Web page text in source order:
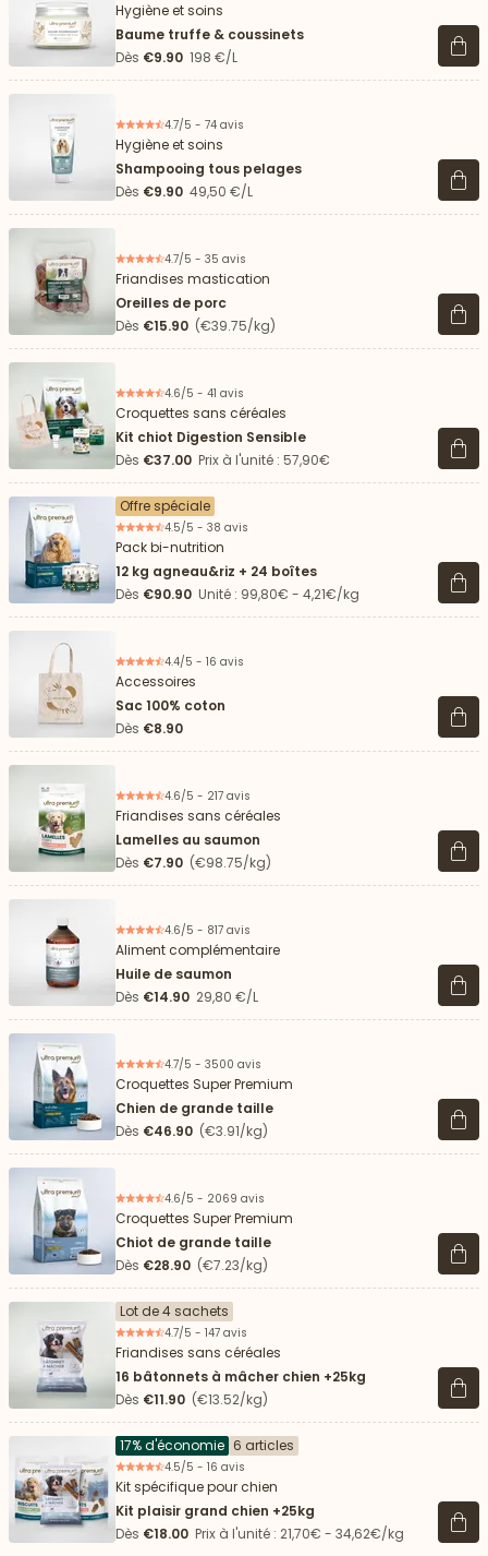
Hygiène et soins
Baume truffe & coussinets
Dès €9.90 198 €/L Voir
4.7/5 - 74 avis
Hygiène et soins
Shampooing tous pelages
Dès €9.90 49,50 €/L Voir
4.7/5 - 35 avis
Friandises mastication
Oreilles de porc
Dès €15.90 (€39.75/kg) Voir
4.6/5 - 41 avis
Croquettes sans céréales
Kit chiot Digestion Sensible
Dès €37.00 Prix à l'unité : 57,90€ Voir
Offre spéciale
4.5/5 - 38 avis
Pack bi-nutrition
12 kg agneau&riz + 24 boîtes
Dès €90.90 Unité : 99,80€ - 4,21€/kg Voir
4.4/5 - 16 avis
Accessoires
Sac 100% coton
Dès €8.90 Voir
4.6/5 - 217 avis
Friandises sans céréales
Lamelles au saumon
Dès €7.90 (€98.75/kg) Voir
4.6/5 - 817 avis
Aliment complémentaire
Huile de saumon
Dès €14.90 29,80 €/L Voir
4.7/5 - 3500 avis
Croquettes Super Premium
Chien de grande taille
Dès €46.90 (€3.91/kg) Voir
4.6/5 - 2069 avis
Croquettes Super Premium
Chiot de grande taille
Dès €28.90 (€7.23/kg) Voir
Lot de 4 sachets
4.7/5 - 147 avis
Friandises sans céréales
16 bâtonnets à mâcher chien +25kg
Dès €11.90 (€13.52/kg) Voir
17% d'économie 6 articles
4.5/5 - 16 avis
Kit spécifique pour chien
Kit plaisir grand chien +25kg
Dès €18.00 Prix à l'unité : 21,70€ - 34,62€/kg Voir